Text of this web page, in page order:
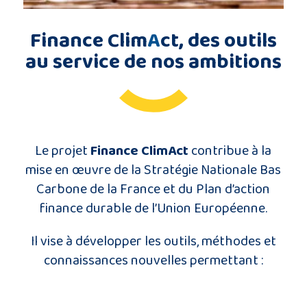
Finance ClimAct, des outils
au service de nos ambitions
Le projet Finance ClimAct contribue à la
mise en œuvre de la Stratégie Nationale Bas
Carbone de la France et du Plan d’action
finance durable de l’Union Européenne.
Il vise à développer les outils, méthodes et
connaissances nouvelles permettant :